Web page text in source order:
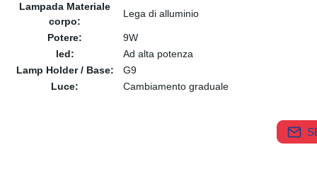
Lampada Materiale
corpo:
Lega di alluminio
Potere:
9W
led:
Ad alta potenza
Lamp Holder / Base:
G9
Luce:
Cambiamento graduale